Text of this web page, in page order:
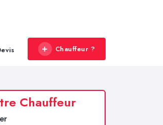
Chauffeur ?
Chauffeur